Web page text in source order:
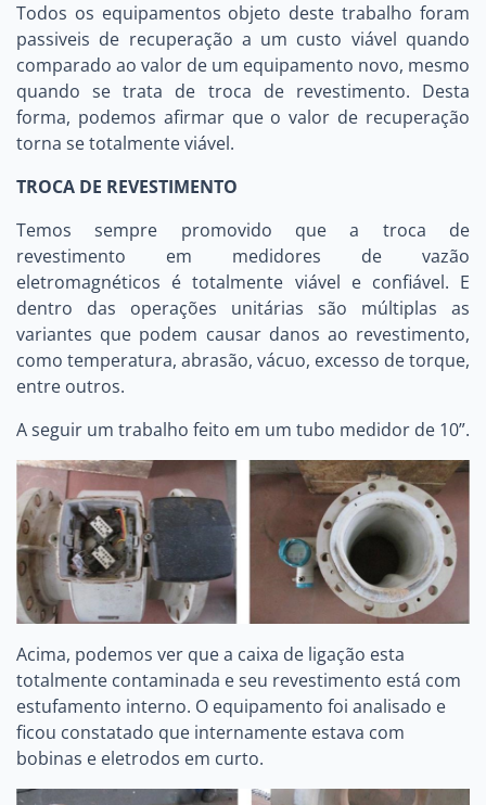
Todos os equipamentos objeto deste trabalho foram
passiveis de recuperação a um custo viável quando
comparado ao valor de um equipamento novo, mesmo
quando se trata de troca de revestimento. Desta
forma, podemos afirmar que o valor de recuperação
torna se totalmente viável.
TROCA DE REVESTIMENTO
Temos sempre promovido que a troca de
revestimento em medidores de vazão
eletromagnéticos é totalmente viável e confiável. E
dentro das operações unitárias são múltiplas as
variantes que podem causar danos ao revestimento,
como temperatura, abrasão, vácuo, excesso de torque,
entre outros.
A seguir um trabalho feito em um tubo medidor de 10”.
Acima, podemos ver que a caixa de ligação esta
totalmente contaminada e seu revestimento está com
estufamento interno. O equipamento foi analisado e
ficou constatado que internamente estava com
bobinas e eletrodos em curto.